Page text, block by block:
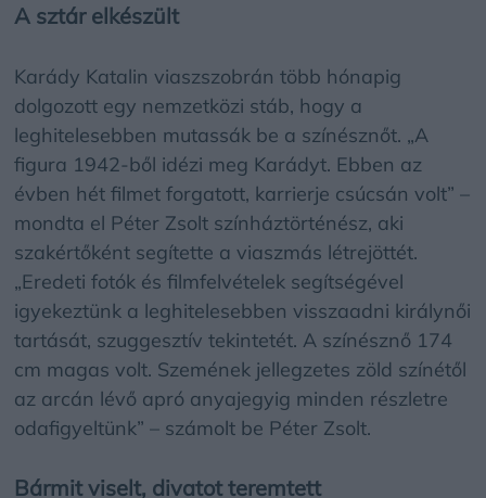
A sztár elkészült
Karády Katalin viaszszobrán több hónapig
dolgozott egy nemzetközi stáb, hogy a
leghitelesebben mutassák be a színésznőt. „A
figura 1942-ből idézi meg Karádyt. Ebben az
évben hét filmet forgatott, karrierje csúcsán volt” –
mondta el Péter Zsolt színháztörténész, aki
szakértőként segítette a viaszmás létrejöttét.
„Eredeti fotók és filmfelvételek segítségével
igyekeztünk a leghitelesebben visszaadni királynői
tartását, szuggesztív tekintetét. A színésznő 174
cm magas volt. Szemének jellegzetes zöld színétől
az arcán lévő apró anyajegyig minden részletre
odafigyeltünk” – számolt be Péter Zsolt.
Bármit viselt, divatot teremtett